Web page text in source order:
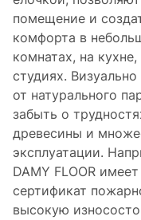
помещение и
комфорта в
комнатах, на
студиях.
от натурального
забыть о
древесины и
эксплуатации.
DAMY FLOOR
сертификат
высокую